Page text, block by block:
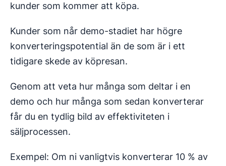
kunder som kommer att köpa.
Kunder som når demo-stadiet har högre
konverteringspotential än de som är i ett
tidigare skede av köpresan.
Genom att veta hur många som deltar i en
demo och hur många som sedan konverterar
får du en tydlig bild av effektiviteten i
säljprocessen.
Exempel: Om ni vanligtvis konverterar 10 % av